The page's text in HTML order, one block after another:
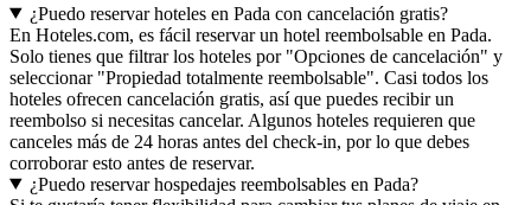
¿Puedo reservar hoteles en Pada con cancelación gratis?
En Hoteles.com, es fácil reservar un hotel reembolsable en Pada.
Solo tienes que filtrar los hoteles por "Opciones de cancelación" y
seleccionar "Propiedad totalmente reembolsable". Casi todos los
hoteles ofrecen cancelación gratis, así que puedes recibir un
reembolso si necesitas cancelar. Algunos hoteles requieren que
canceles más de 24 horas antes del check-in, por lo que debes
corroborar esto antes de reservar.
¿Puedo reservar hospedajes reembolsables en Pada?